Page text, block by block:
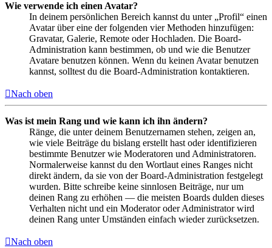
Wie verwende ich einen Avatar?
In deinem persönlichen Bereich kannst du unter „Profil“ einen
Avatar über eine der folgenden vier Methoden hinzufügen:
Gravatar, Galerie, Remote oder Hochladen. Die Board-
Administration kann bestimmen, ob und wie die Benutzer
Avatare benutzen können. Wenn du keinen Avatar benutzen
kannst, solltest du die Board-Administration kontaktieren.
Nach oben
Was ist mein Rang und wie kann ich ihn ändern?
Ränge, die unter deinem Benutzernamen stehen, zeigen an,
wie viele Beiträge du bislang erstellt hast oder identifizieren
bestimmte Benutzer wie Moderatoren und Administratoren.
Normalerweise kannst du den Wortlaut eines Ranges nicht
direkt ändern, da sie von der Board-Administration festgelegt
wurden. Bitte schreibe keine sinnlosen Beiträge, nur um
deinen Rang zu erhöhen — die meisten Boards dulden dieses
Verhalten nicht und ein Moderator oder Administrator wird
deinen Rang unter Umständen einfach wieder zurücksetzen.
Nach oben